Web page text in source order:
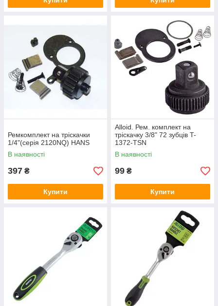
Ремкомплект на тріскачки
1/4"(серія 2120NQ) HANS
В наявності
397 ₴
Купити
Alloid. Рем. комплект на
тріскачку 3/8" 72 зубців T-
1372-TSN
В наявності
99 ₴
Купити